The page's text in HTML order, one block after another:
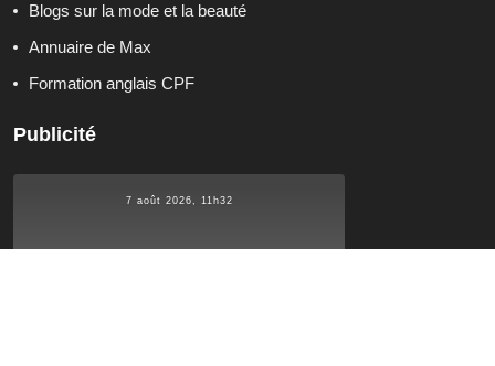
Blogs sur la mode et la beauté
Annuaire de Max
Formation anglais CPF
Publicité
7 août 2026, 11h32